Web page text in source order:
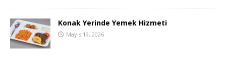
Konak Yerinde Yemek Hizmeti
Mayıs 19, 2026